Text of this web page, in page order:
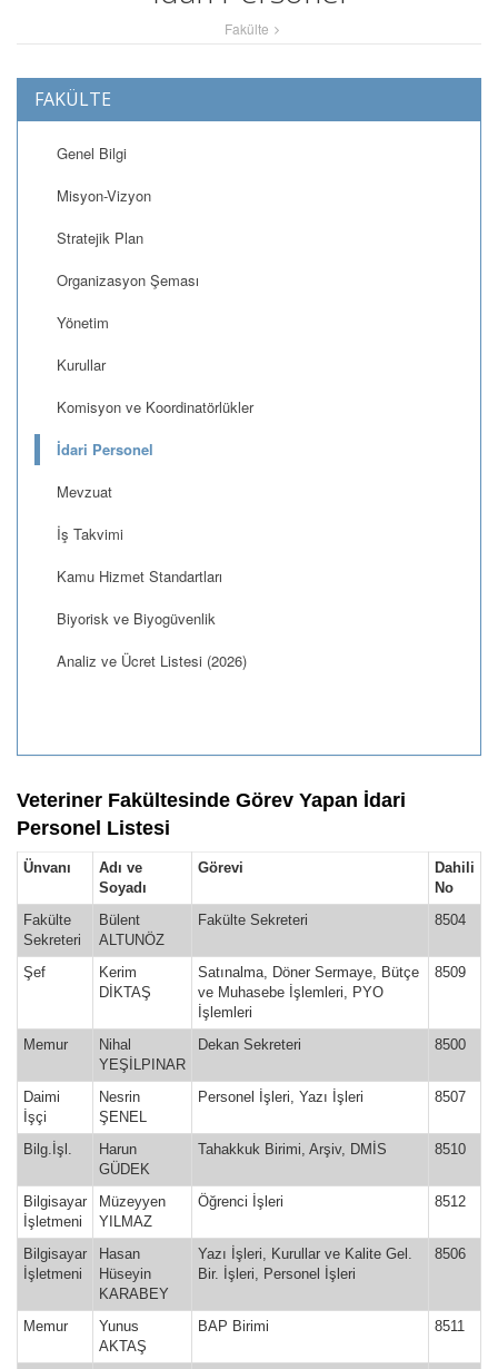
Fakülte
FAKÜLTE
Genel Bilgi
Misyon-Vizyon
Stratejik Plan
Organizasyon Şeması
Yönetim
Kurullar
Komisyon ve Koordinatörlükler
İdari Personel
Mevzuat
İş Takvimi
Kamu Hizmet Standartları
Biyorisk ve Biyogüvenlik
Analiz ve Ücret Listesi (2026)
Veteriner Fakültesinde Görev Yapan İdari
Personel Listesi
Ünvanı
Adı ve
Soyadı
Görevi
Dahili
No
Fakülte
Sekreteri
Bülent
ALTUNÖZ
Fakülte Sekreteri 8504
Şef
Kerim
DİKTAŞ
Satınalma, Döner Sermaye, Bütçe
ve Muhasebe İşlemleri, PYO
İşlemleri
8509
Memur
Nihal
YEŞİLPINAR
Dekan Sekreteri 8500
Daimi
İşçi
Nesrin
ŞENEL
Personel İşleri, Yazı İşleri 8507
Bilg.İşl.
Harun
GÜDEK
Tahakkuk Birimi, Arşiv, DMİS 8510
Bilgisayar
İşletmeni
Müzeyyen
YILMAZ
Öğrenci İşleri 8512
Bilgisayar
İşletmeni
Hasan
Hüseyin
KARABEY
Yazı İşleri, Kurullar ve Kalite Gel.
Bir. İşleri, Personel İşleri
8506
Memur
Yunus
AKTAŞ
BAP Birimi 8511